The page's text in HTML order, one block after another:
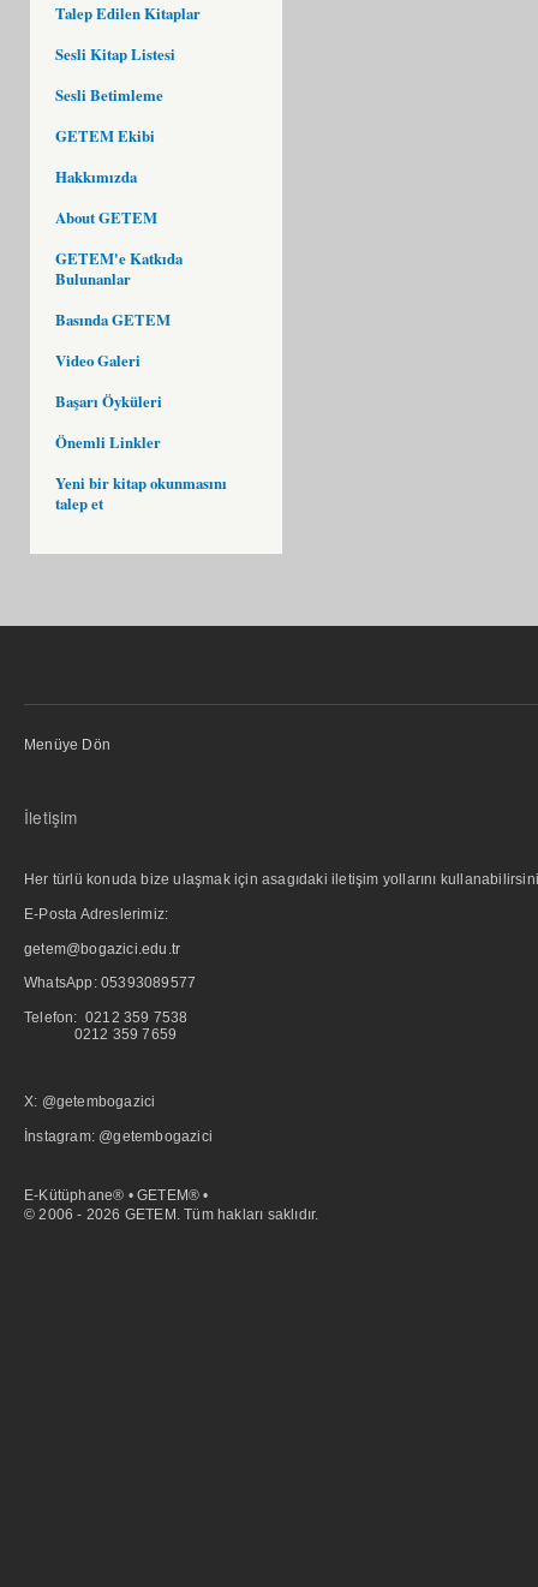
Talep Edilen Kitaplar
Sesli Kitap Listesi
Sesli Betimleme
GETEM Ekibi
Hakkımızda
About GETEM
GETEM'e Katkıda
Bulunanlar
Basında GETEM
Video Galeri
Başarı Öyküleri
Önemli Linkler
Yeni bir kitap okunmasını
talep et
Menüye Dön
İletişim
Her türlü konuda bize ulaşmak için asagıdaki iletişim yollarını
E-Posta Adreslerimiz:
getem@bogazici.edu.tr
WhatsApp: 05393089577
Telefon: 0212 359 7538
0212 359 7659
X: @getembogazici
İnstagram: @getembogazici
E-Kütüphane® • GETEM® •
© 2006 - 2026 GETEM. Tüm hakları saklıdır.